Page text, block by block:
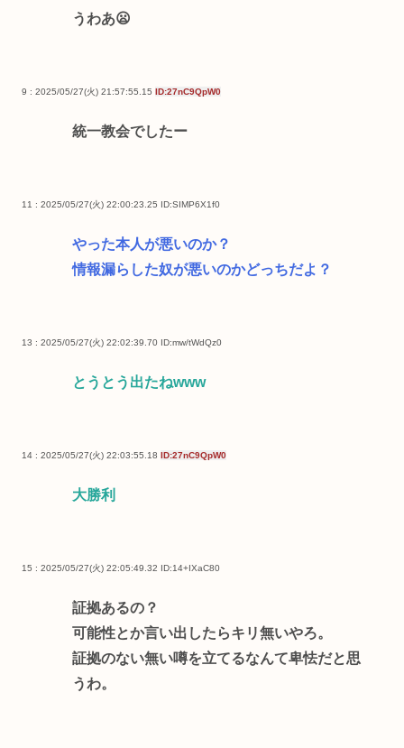
うわあ😦
9 : 2025/05/27(火) 21:57:55.15 ID:27nC9QpW0
統一教会でしたー
11 : 2025/05/27(火) 22:00:23.25 ID:SIMP6X1f0
やった本人が悪いのか？
情報漏らした奴が悪いのかどっちだよ？
13 : 2025/05/27(火) 22:02:39.70 ID:mw/tWdQz0
とうとう出たねwww
14 : 2025/05/27(火) 22:03:55.18 ID:27nC9QpW0
大勝利
15 : 2025/05/27(火) 22:05:49.32 ID:14+IXaC80
証拠あるの？
可能性とか言い出したらキリ無いやろ。
証拠のない無い噂を立てるなんて卑怯だと思
うわ。